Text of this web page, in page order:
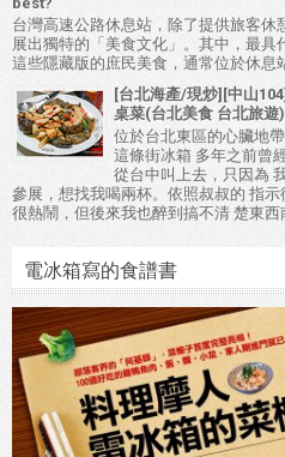
台灣高速公路休息站，除了提供旅客休
展出獨特的「美食文化」。其中，最具
這些隱藏版的庶民美食，通常位於休息
[台北海產/現炒][中山
桌菜(台北美食 台北旅遊)
位於台北東區的心臟地
這條街冰箱 多年之前曾
從台中叫上去，只因為
參展，想找我喝兩杯。依照叔叔的 指示
很熱鬧，但後來我也醉到搞不清 楚東西
電冰箱寫的食譜書